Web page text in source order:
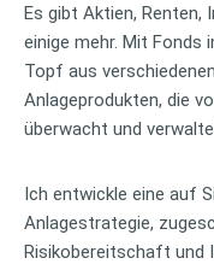
Es gibt Aktien, Renten,
einige mehr. Mit Fonds
Topf aus
Anlageprodukten, die
überwacht und
Ich entwickle eine auf
Anlagestrategie,
Risikobereitschaft und